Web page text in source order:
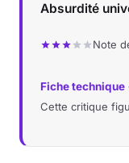
Absurdité
Note
Fiche technique
Cette critique